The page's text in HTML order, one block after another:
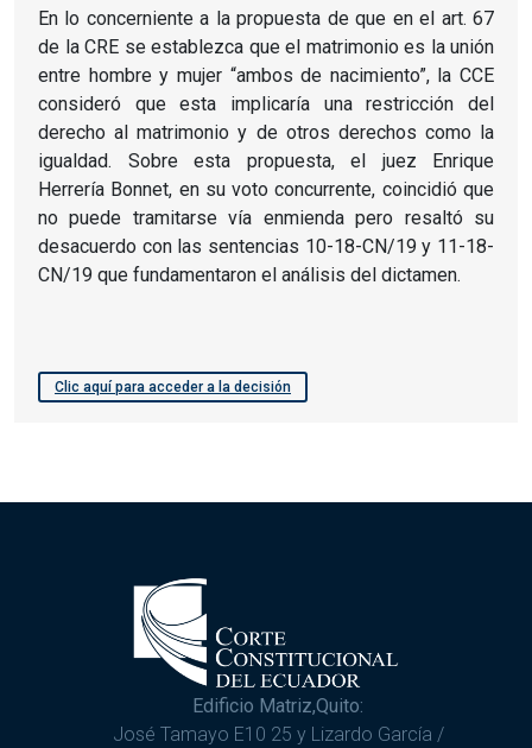
En lo concerniente a la propuesta de que en el art. 67
de la CRE se establezca que el matrimonio es la unión
entre hombre y mujer “ambos de nacimiento”, la CCE
consideró que esta implicaría una restricción del
derecho al matrimonio y de otros derechos como la
igualdad. Sobre esta propuesta, el juez Enrique
Herrería Bonnet, en su voto concurrente, coincidió que
no puede tramitarse vía enmienda pero resaltó su
desacuerdo con las sentencias 10-18-CN/19 y 11-18-
CN/19 que fundamentaron el análisis del dictamen.
Clic aquí para acceder a la decisión
Edificio Matriz,Quito:
José Tamayo E10 25 y Lizardo García /